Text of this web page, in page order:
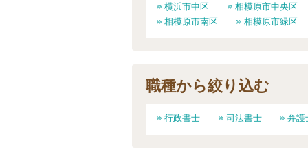
横浜市中区
相模原市中央区
相模原市南区
相模原市緑区
職種から絞り込む
行政書士 司法書士 弁護